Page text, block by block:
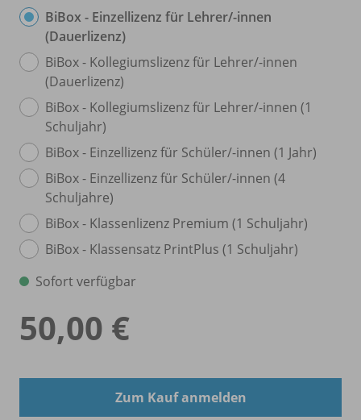
BiBox - Einzellizenz für Lehrer/-innen
(Dauerlizenz)
BiBox - Kollegiumslizenz für Lehrer/-innen
(Dauerlizenz)
BiBox - Kollegiumslizenz für Lehrer/-innen (1
Schuljahr)
BiBox - Einzellizenz für Schüler/-innen (1 Jahr)
BiBox - Einzellizenz für Schüler/-innen (4
Schuljahre)
BiBox - Klassenlizenz Premium (1 Schuljahr)
BiBox - Klassensatz PrintPlus (1 Schuljahr)
Sofort verfügbar
50,00 €
Zum Kauf anmelden